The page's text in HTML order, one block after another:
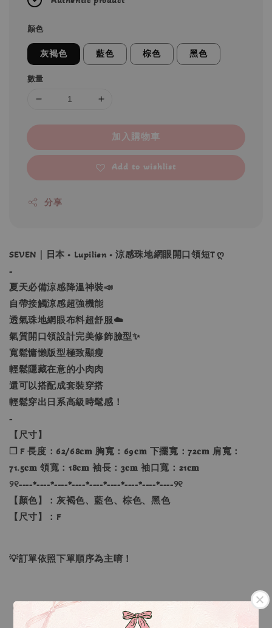
顏色
灰褐色 藍色 棕色 黑色
數量
加入購物車
Add to wishlist
分享
SEVEN｜日本 • Lupilien • 涼感珠地網眼開口領短T ღ
-
夏天必備涼感降溫神裝📣
自帶接觸涼感超強機能
透氣珠地網眼布料超舒服☁️
氣質開口領設計完美修飾臉型✨
寬鬆慵懶版型極致顯瘦
輕鬆隱藏在意的小肉肉
還可以搭配成套裝穿搭
輕鬆穿出日系高級時髦感！
-
【尺寸】
❐ F 長度：62/68𝐜𝐦 胸寬：69𝐜𝐦 下擺寬：72𝐜𝐦 肩寬：
71.5𝐜𝐦 領寬：18𝐜𝐦 袖長：3𝐜𝐦 袖口寬：21𝐜𝐦
୨୧----*----*----*----*----*----*----*----*----୨୧
【顏色】：灰褐色、藍色、棕色、黑色
【尺寸】：F
💡訂單依照下單順序為主唷！
🔍IG搜尋：Sevenjewelry.co